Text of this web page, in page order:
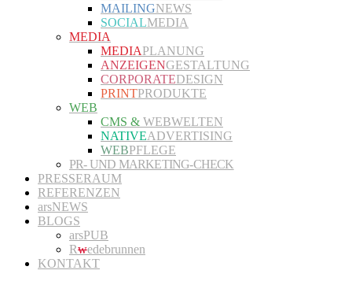
MAILINGNEWS
SOCIALMEDIA
MEDIA
MEDIAPLANUNG
ANZEIGENGESTALTUNG
CORPORATEDESIGN
PRINTPRODUKTE
WEB
CMS & WEBWELTEN
NATIVEADVERTISING
WEBPFLEGE
PR- UND MARKETING-CHECK
PRESSERAUM
REFERENZEN
arsNEWS
BLOGS
arsPUB
Rwedebrunnen
KONTAKT